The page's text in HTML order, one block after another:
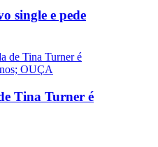
single e pede
Tina Turner é